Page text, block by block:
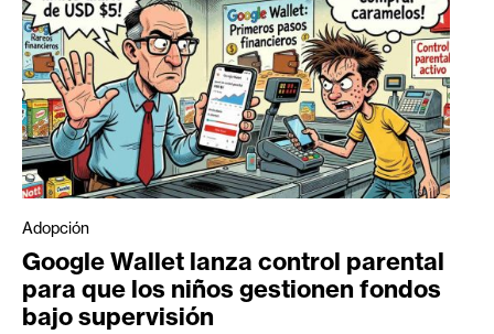
Adopción
Google Wallet lanza control parental
para que los niños gestionen fondos
bajo supervisión